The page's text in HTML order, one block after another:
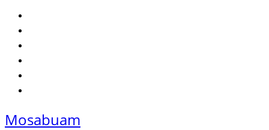
Zum
Inhalt
springen
Mosabuam